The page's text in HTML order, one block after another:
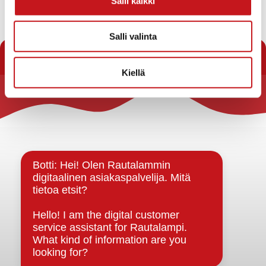
Salli valinta
Kiellä
Muista ilmoittautua kuljetukseen mukaan 17.3.
mennessä kunnanviraston neuvontaan puhelimitse
0400 164 2000.
Rautalammin kunta
Strategiat, ohjelmat, ohjeet, suunnitelmat, säännöt ja
sopimukset
Asiakirjajulkisuuskuvaus
Evästeet
Saavutettavuusseloste
Tietosuoja